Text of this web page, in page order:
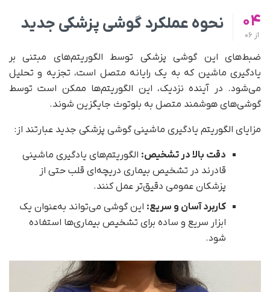
04
از
نحوه عملکرد گوشی پزشکی جدید
ضبط‌های این گوشی پزشکی توسط الگوریتم‌های مبتنی بر
یادگیری ماشین که به یک رایانه متصل است، تجزیه و تحلیل
می‌شود. در آینده نزدیک، این الگوریتم‌ها ممکن است توسط
گوشی‌های هوشمند متصل به بلوتوث جایگزین شوند.
مزایای الگوریتم یادگیری ماشینی گوشی پزشکی جدید عبارتند از:
دقت بالا در تشخیص: الگوریتم‌های یادگیری ماشینی
قادرند در تشخیص بیماری دریچه‌ای قلب حتی از
پزشکان عمومی دقیق‌تر عمل کنند.
کاربرد آسان و سریع: این گوشی می‌تواند به‌عنوان یک
ابزار سریع و ساده برای تشخیص بیماری‌ها استفاده
شود.